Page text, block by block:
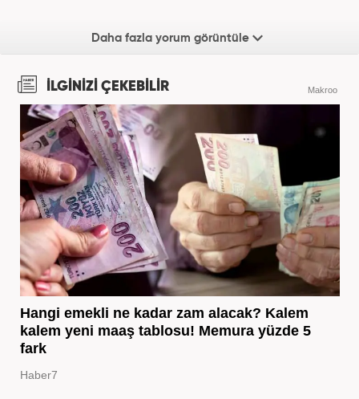
Daha fazla yorum görüntüle
İLGİNİZİ ÇEKEBİLİR Makroo
Hangi emekli ne kadar zam alacak? Kalem
kalem yeni maaş tablosu! Memura yüzde 5
fark
Haber7